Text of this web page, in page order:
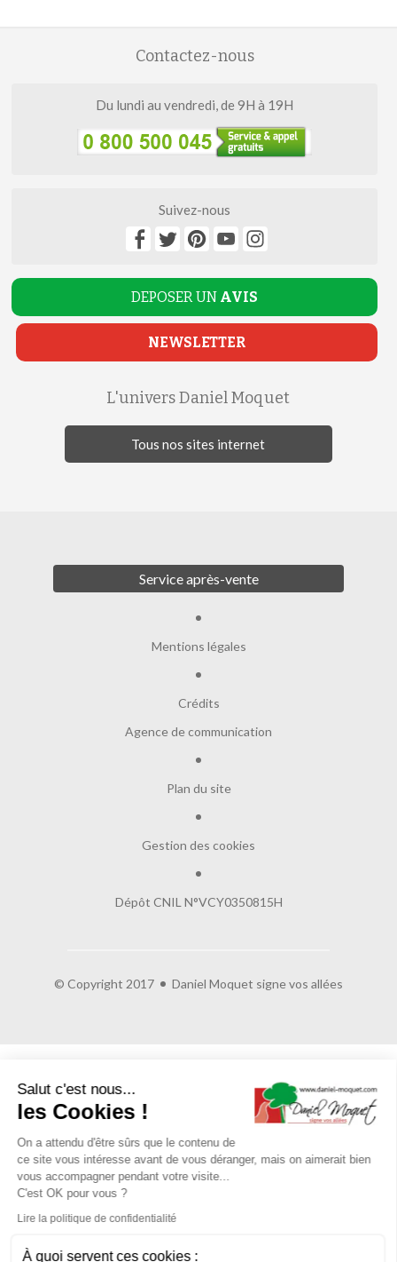
Contactez-nous
Du lundi au vendredi, de 9H à 19H
Suivez-nous
DEPOSER UN AVIS
NEWSLETTER
L'univers Daniel Moquet
Tous nos sites internet
Service après-vente
Mentions légales
Crédits
Agence de communication
Plan du site
Gestion des cookies
Dépôt CNIL N°VCY0350815H
© Copyright 2017 Daniel Moquet signe vos allées
Salut c'est nous...
les Cookies !
On a attendu d'être sûrs que le contenu de
ce site vous intéresse avant de vous déranger, mais on aimerait bien
vous accompagner pendant votre visite...
C'est OK pour vous ?
Lire la politique de confidentialité
À quoi servent ces cookies :